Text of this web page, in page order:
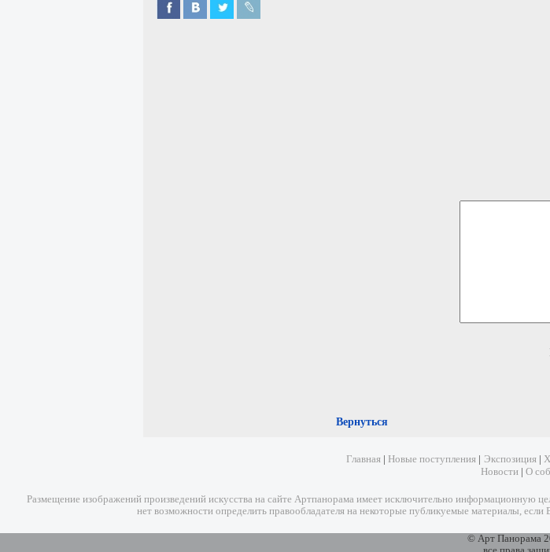
Вернуться
Главная Новые поступления Экспозиция
Новости| О
Размещение изображений произведений искусства на сайте Артпанорама имеет исключительно информационную
нет возможности определить правообладателя на некоторые публикуемые материалы,
© Арт Панорама